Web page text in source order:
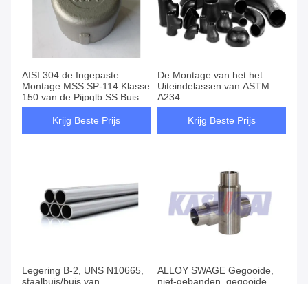
AISI 304 de Ingepaste
Montage MSS SP-114 Klasse
150 van de Pijpglb SS Buis
Krijg Beste Prijs
De Montage van het het
Uiteindelassen van ASTM
A234
Krijg Beste Prijs
Legering B-2, UNS N10665,
staalbuis/buis van
ALLOY SWAGE Gegooide,
niet-gebanden, gegooide